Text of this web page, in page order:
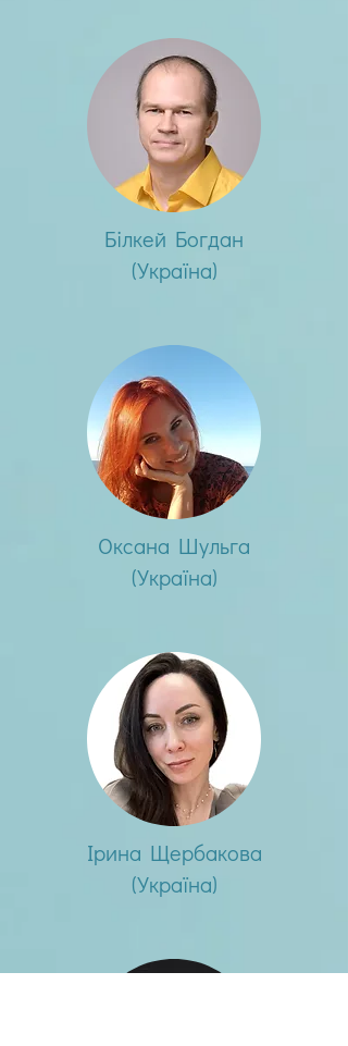
Білкей Богдан
(Україна)
Оксана Шульга
(Україна)
Ірина Щербакова
(Україна)